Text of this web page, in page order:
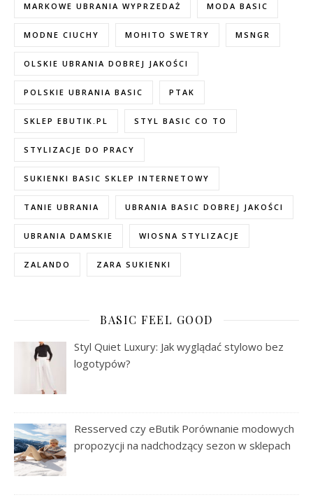
MARKOWE UBRANIA WYPRZEDAŻ MODA BASIC
MODNE CIUCHY MOHITO SWETRY MSNGR
OLSKIE UBRANIA DOBREJ JAKOŚCI
POLSKIE UBRANIA BASIC PTAK
SKLEP EBUTIK.PL STYL BASIC CO TO
STYLIZACJE DO PRACY
SUKIENKI BASIC SKLEP INTERNETOWY
TANIE UBRANIA UBRANIA BASIC DOBREJ JAKOŚCI
UBRANIA DAMSKIE WIOSNA STYLIZACJE
ZALANDO ZARA SUKIENKI
BASIC FEEL GOOD
Styl Quiet Luxury: Jak wyglądać stylowo bez
logotypów?
Resserved czy eButik Porównanie modowych
propozycji na nadchodzący sezon w sklepach